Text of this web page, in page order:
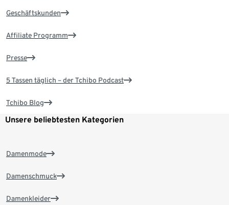
Geschäftskunden
Affiliate Programm
Presse
5 Tassen täglich – der Tchibo Podcast
Tchibo Blog
Unsere beliebtesten Kategorien
Damenmode
Damenschmuck
Damenkleider